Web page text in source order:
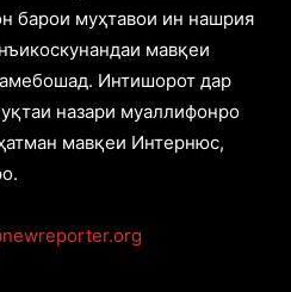
барои муҳтавои ин нашрия
мавқеи
Интишорот дар
назари муаллифонро
мавқеи Интернюс,